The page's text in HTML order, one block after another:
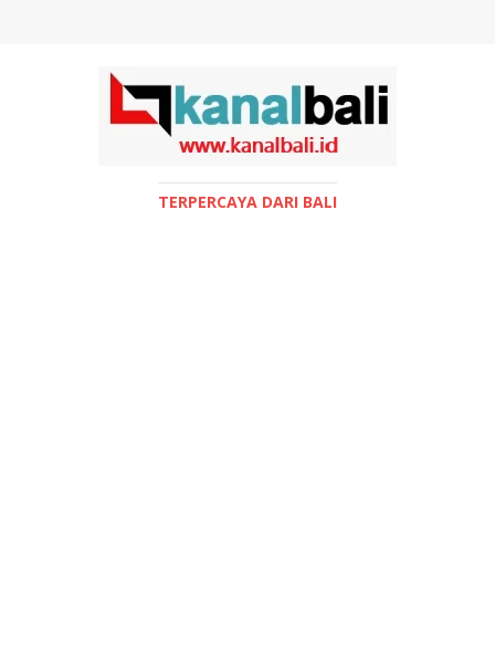
TERPERCAYA DARI BALI